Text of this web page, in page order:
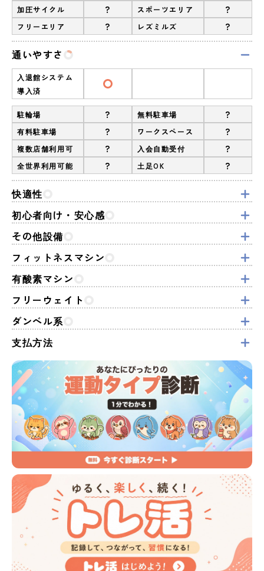
加圧サイクル ? スポーツエリア ?
フリーエリア ? レズミルズ ?
通いやすさ
入退館システム
導入済
駐輪場 ? 無料駐車場 ?
有料駐車場 ? ワークスペース ?
複数店舗利用可 ? 入会自動受付 ?
全世界利用可能 ? 土足OK ?
快適性
初心者向け・安心感
その他設備
フィットネスマシン
有酸素マシン
フリーウェイト
ダンベル系
支払方法